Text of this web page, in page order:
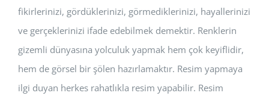
fikirlerinizi, gördüklerinizi, görmediklerinizi, hayallerinizi
ve gerçeklerinizi ifade edebilmek demektir. Renklerin
gizemli dünyasına yolculuk yapmak hem çok keyiflidir,
hem de görsel bir şölen hazırlamaktır. Resim yapmaya
ilgi duyan herkes rahatlıkla resim yapabilir. Resim